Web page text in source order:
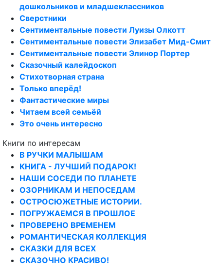
дошкольников и младшеклассников
Сверстники
Сентиментальные повести Луизы Олкотт
Сентиментальные повести Элизабет Мид-Смит
Сентиментальные повести Элинор Портер
Сказочный калейдоскоп
Стихотворная страна
Только вперёд!
Фантастические миры
Читаем всей семьёй
Это очень интересно
Книги по интересам
В РУЧКИ МАЛЫШАМ
КНИГА - ЛУЧШИЙ ПОДАРОК!
НАШИ СОСЕДИ ПО ПЛАНЕТЕ
ОЗОРНИКАМ И НЕПОСЕДАМ
ОСТРОСЮЖЕТНЫЕ ИСТОРИИ.
ПОГРУЖАЕМСЯ В ПРОШЛОЕ
ПРОВЕРЕНО ВРЕМЕНЕМ
РОМАНТИЧЕСКАЯ КОЛЛЕКЦИЯ
СКАЗКИ ДЛЯ ВСЕХ
СКАЗОЧНО КРАСИВО!